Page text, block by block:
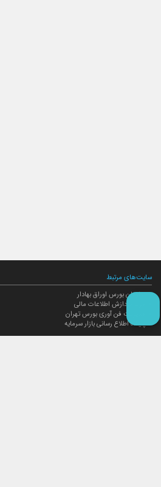
سایت‌های مرتبط
سازمان بورس اوراق بهادار
مرکز پردازش اطلاعات مالی
مدیریت فن آوری بورس تهران
پایگاه اطلاع رسانی بازار سرمایه